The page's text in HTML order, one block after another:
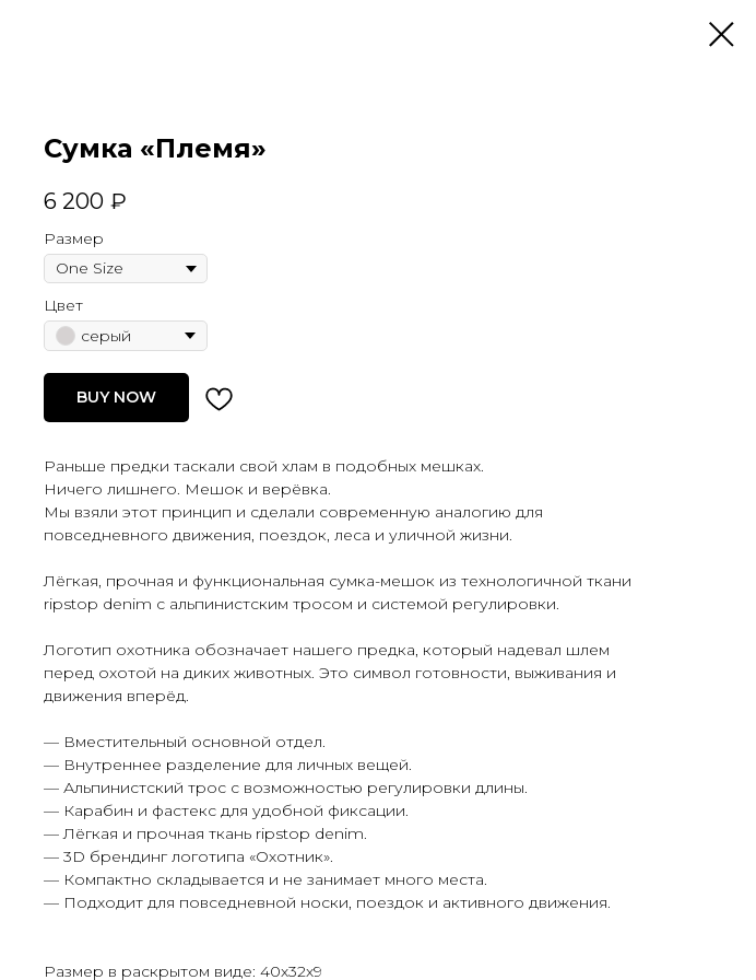
Сумка «Племя»
6 200 ₽
Размер
Цвет
серый
BUY NOW
Раньше предки таскали свой хлам в подобных мешках.
Ничего лишнего. Мешок и верёвка.
Мы взяли этот принцип и сделали современную аналогию для
повседневного движения, поездок, леса и уличной жизни.
Лёгкая, прочная и функциональная сумка-мешок из технологичной ткани
ripstop denim с альпинистским тросом и системой регулировки.
Логотип охотника обозначает нашего предка, который надевал шлем
перед охотой на диких животных. Это символ готовности, выживания и
движения вперёд.
— Вместительный основной отдел.
— Внутреннее разделение для личных вещей.
— Альпинистский трос с возможностью регулировки длины.
— Карабин и фастекс для удобной фиксации.
— Лёгкая и прочная ткань ripstop denim.
— 3D брендинг логотипа «Охотник».
— Компактно складывается и не занимает много места.
— Подходит для повседневной носки, поездок и активного движения.
Размер в раскрытом виде: 40х32х9